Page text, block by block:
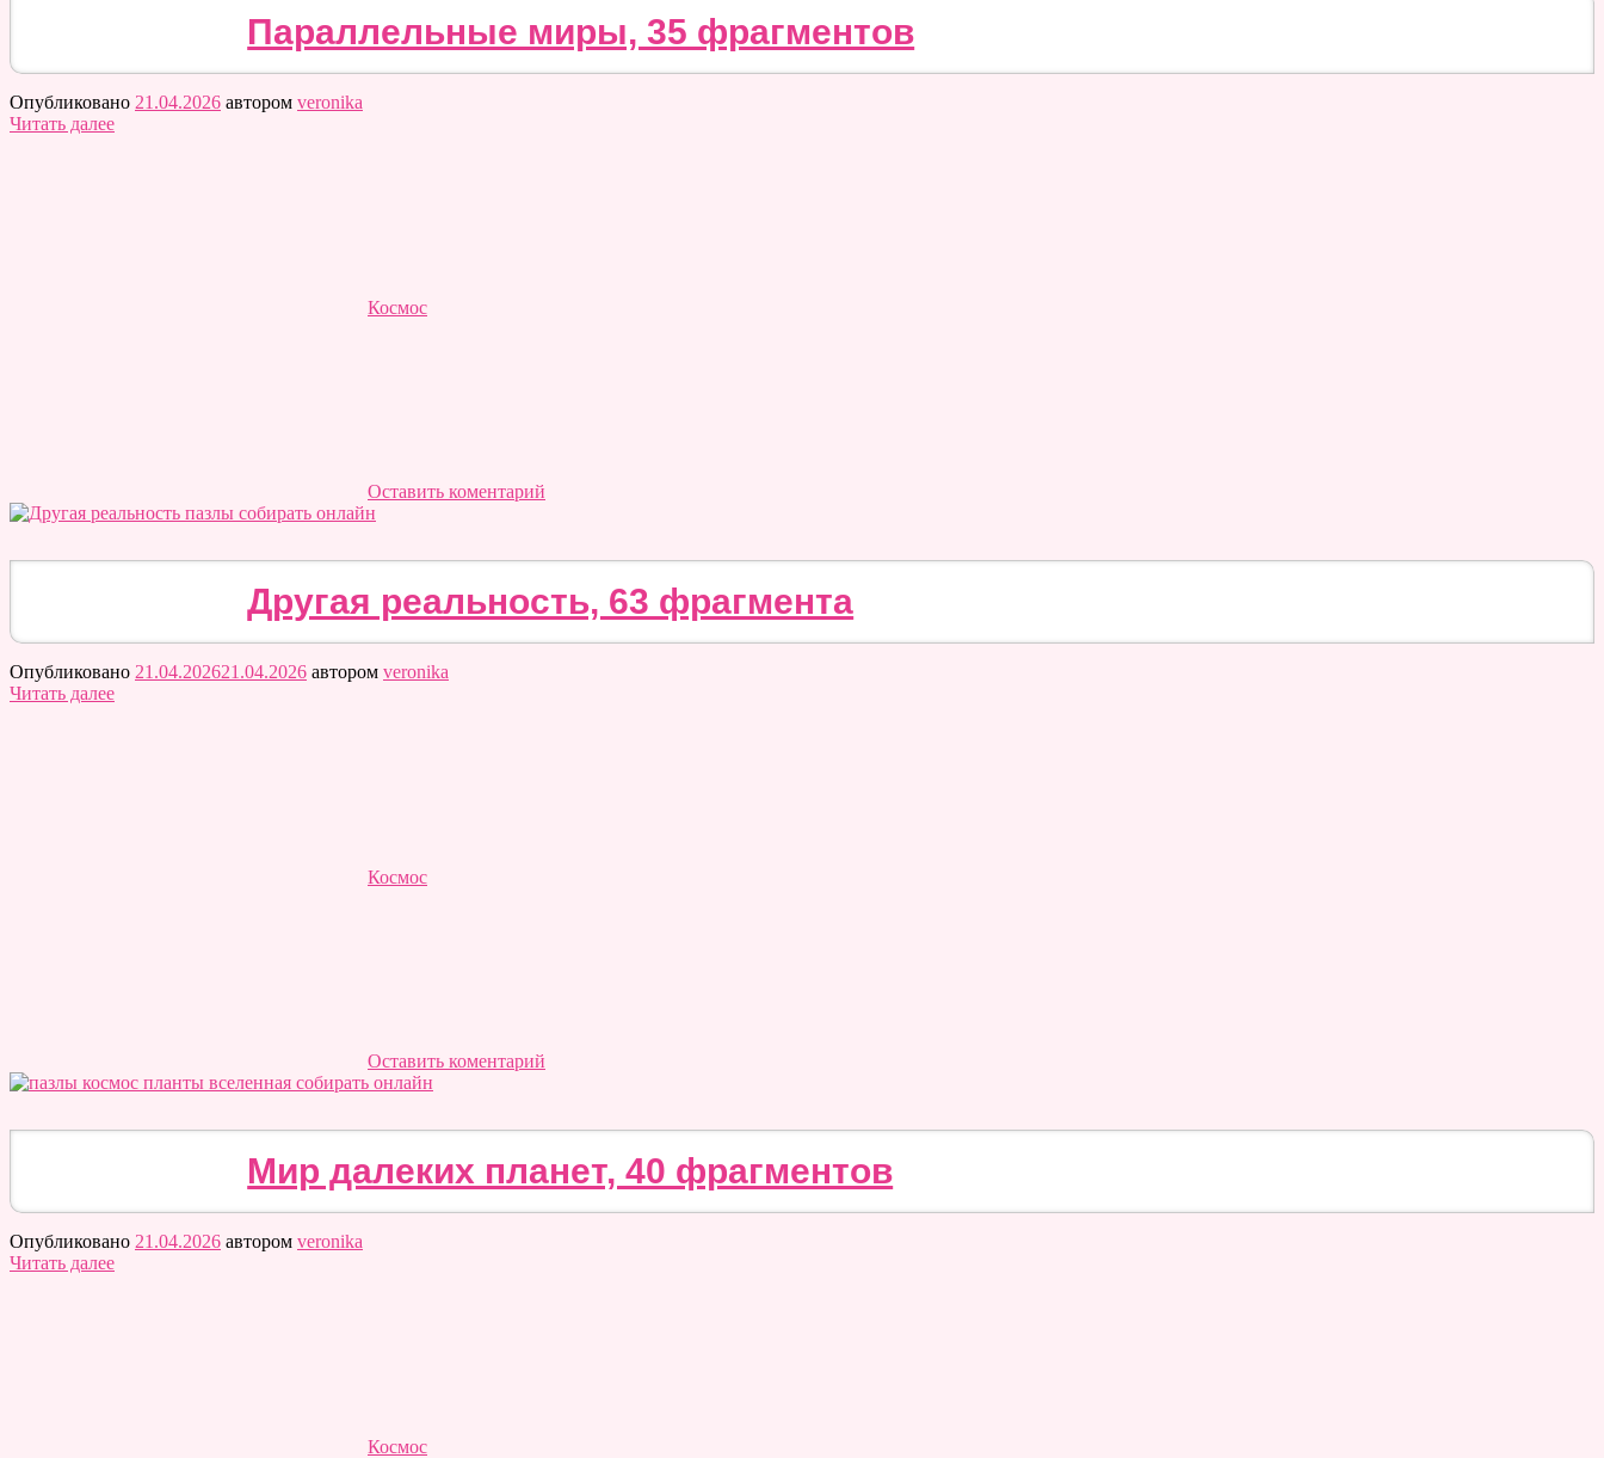
Параллельные миры, 35 фрагментов
Опубликовано 21.04.2026 автором veronika
Читать далее
Космос
Оставить коментарий
Другая реальность, 63 фрагмента
Опубликовано 21.04.202621.04.2026 автором veronika
Читать далее
Космос
Оставить коментарий
Мир далеких планет, 40 фрагментов
Опубликовано 21.04.2026 автором veronika
Читать далее
Космос